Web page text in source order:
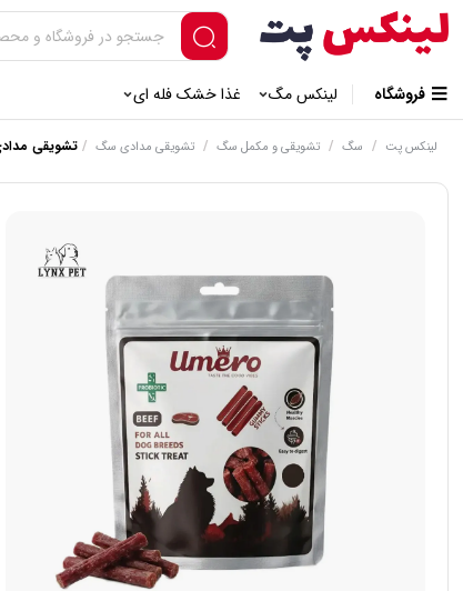
فروشگاه لینکس مگ غذا خشک فله ای
لینکس پت / سگ / تشویقی و مکمل سگ / تشویقی مدادی سگ /تشویقی